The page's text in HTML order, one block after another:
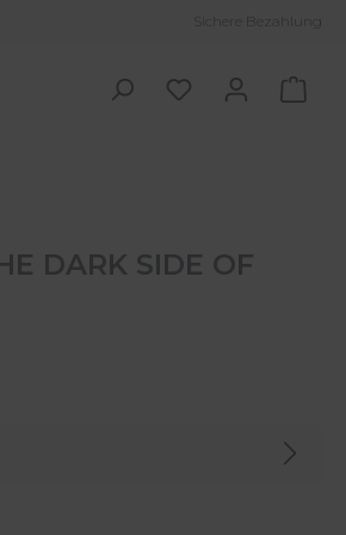
Sichere Bezahlung
DARK SIDE OF